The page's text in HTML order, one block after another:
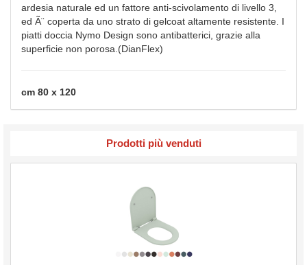
ardesia naturale ed un fattore anti-scivolamento di livello 3,
ed Ã¨ coperta da uno strato di gelcoat altamente resistente. I
piatti doccia Nymo Design sono antibatterici, grazie alla
superficie non porosa.(DianFlex)
cm 80 x 120
Prodotti più venduti